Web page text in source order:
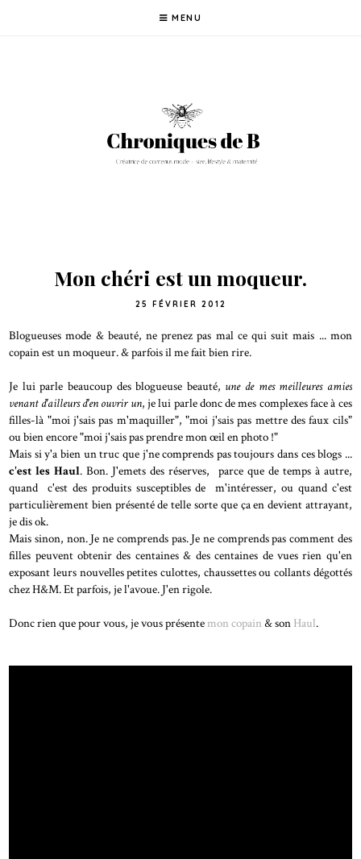
MENU
Mon chéri est un moqueur.
25 FÉVRIER 2012
Blogueuses mode & beauté, ne prenez pas mal ce qui suit mais ... mon
copain est un moqueur. & parfois il me fait bien rire.
Je lui parle beaucoup des blogueuse beauté, une de mes meilleures amies
venant d'ailleurs d'en ouvrir un, je lui parle donc de mes complexes face à ces
filles-là "moi j'sais pas m'maquiller", "moi j'sais pas mettre des faux cils"
ou bien encore "moi j'sais pas prendre mon œil en photo !"
Mais si y'a bien un truc que j'ne comprends pas toujours dans ces blogs ...
c'est les Haul. Bon. J'emets des réserves, parce que de temps à autre,
quand c'est des produits susceptibles de m'intéresser, ou quand c'est
particulièrement bien présenté de telle sorte que ça en devient attrayant,
je dis ok.
Mais sinon, non. Je ne comprends pas. Je ne comprends pas comment des
filles peuvent obtenir des centaines & des centaines de vues rien qu'en
exposant leurs nouvelles petites culottes, chaussettes ou collants dégottés
chez H&M. Et parfois, je l'avoue. J'en rigole.
Donc rien que pour vous, je vous présentemon copain& son Haul.